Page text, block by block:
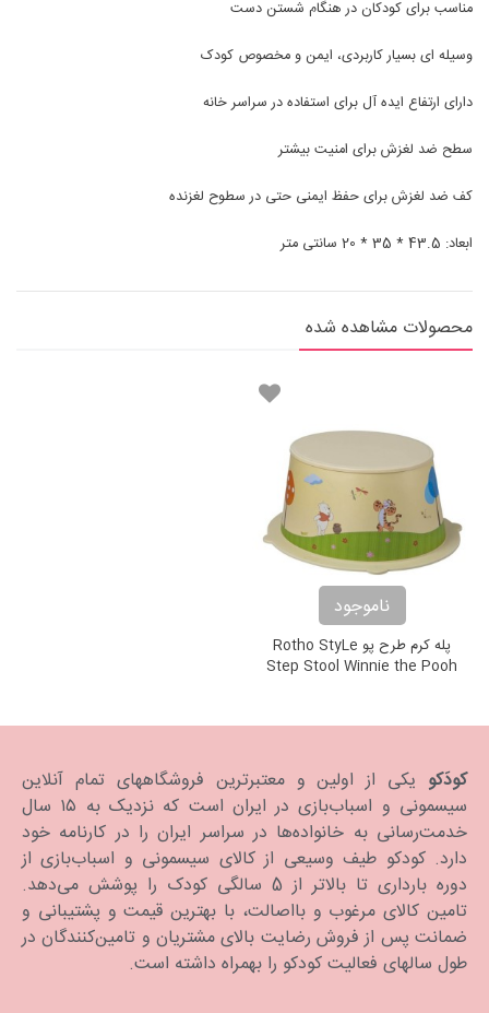
مناسب برای کودکان در هنگام شستن دست
وسیله ای بسیار کاربردی، ایمن و مخصوص کودک
دارای ارتفاع ایده آل برای استفاده در سراسر خانه
سطح ضد لغزش برای امنیت بیشتر
کف ضد لغزش برای حفظ ایمنی حتی در سطوح لغزنده
ابعاد: 43.5 * 35 * 20 سانتی متر
محصولات مشاهده شده
ناموجود
پله کرم طرح پو Rotho StyLe
Step Stool Winnie the Pooh
کودَکو یکی از اولین و معتبرترین فروشگاههای تمام آنلاین
سیسمونی و اسباب‌بازی در ایران است که نزدیک به ۱۵ سال
خدمت‌رسانی به خانواده‌ها در سراسر ایران را در کارنامه خود
دارد. كودكو طیف وسیعی از کالای سیسمونی و اسباب‌بازی از
دوره بارداری تا بالاتر از 5 سالگی کودک را پوشش می‌دهد.
تامین کالای مرغوب و بااصالت، با بهترین قیمت و پشتیبانی و
ضمانت پس از فروش رضایت بالای مشتریان و تامین‌کنندگان در
طول سالهای فعالیت کودکو را بهمراه داشته است.